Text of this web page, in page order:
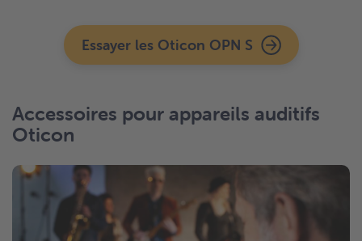
Essayer les Oticon OPN S
Accessoires pour appareils auditifs
Oticon